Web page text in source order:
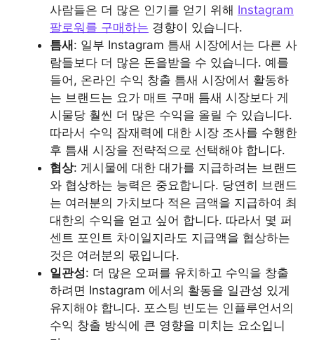
사람들은 더 많은 인기를 얻기 위해 Instagram
팔로워를 구매하는 경향이 있습니다.
틈새 : 일부 Instagram 틈새 시장에서는 다른 사
람들보다 더 많은 돈을받을 수 있습니다. 예를
들어, 온라인 수익 창출 틈새 시장에서 활동하
는 브랜드는 요가 매트 구매 틈새 시장보다 게
시물당 훨씬 더 많은 수익을 올릴 수 있습니다.
따라서 수익 잠재력에 대한 시장 조사를 수행한
후 틈새 시장을 전략적으로 선택해야 합니다.
협상: 게시물에 대한 대가를 지급하려는 브랜드
와 협상하는 능력은 중요합니다. 당연히 브랜드
는 여러분의 가치보다 적은 금액을 지급하여 최
대한의 수익을 얻고 싶어 합니다. 따라서 몇 퍼
센트 포인트 차이일지라도 지급액을 협상하는
것은 여러분의 몫입니다.
일관성: 더 많은 오퍼를 유치하고 수익을 창출
하려면 Instagram 에서의 활동을 일관성 있게
유지해야 합니다. 포스팅 빈도는 인플루언서의
수익 창출 방식에 큰 영향을 미치는 요소입니